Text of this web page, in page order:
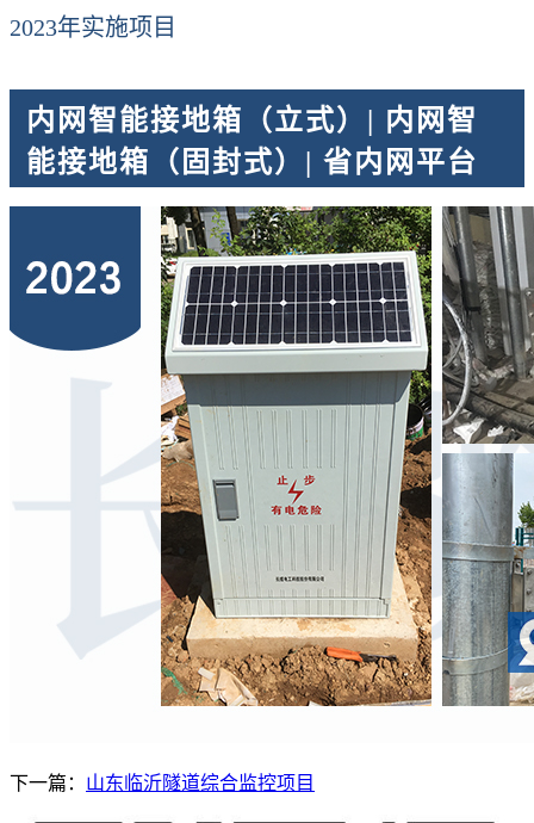
2023年实施项目
内网智能接地箱（立式）| 内网智
能接地箱（固封式）| 省内网平台
下一篇： 山东临沂隧道综合监控项目